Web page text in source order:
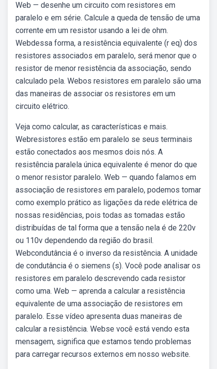
Web — desenhe um circuito com resistores em
paralelo e em série. Calcule a queda de tensão de uma
corrente em um resistor usando a lei de ohm.
Webdessa forma, a resistência equivalente (r eq) dos
resistores associados em paralelo, será menor que o
resistor de menor resistência da associação, sendo
calculado pela. Webos resistores em paralelo são uma
das maneiras de associar os resistores em um
circuito elétrico.
Veja como calcular, as características e mais.
Webresistores estão em paralelo se seus terminais
estão conectados aos mesmos dois nós. A
resistência paralela única equivalente é menor do que
o menor resistor paralelo. Web — quando falamos em
associação de resistores em paralelo, podemos tomar
como exemplo prático as ligações da rede elétrica de
nossas residências, pois todas as tomadas estão
distribuídas de tal forma que a tensão nela é de 220v
ou 110v dependendo da região do brasil.
Webcondutância é o inverso da resistência. A unidade
de condutância é o siemens (s). Você pode analisar os
resistores em paralelo descrevendo cada resistor
como uma. Web — aprenda a calcular a resistência
equivalente de uma associação de resistores em
paralelo. Esse vídeo apresenta duas maneiras de
calcular a resistência. Webse você está vendo esta
mensagem, significa que estamos tendo problemas
para carregar recursos externos em nosso website.